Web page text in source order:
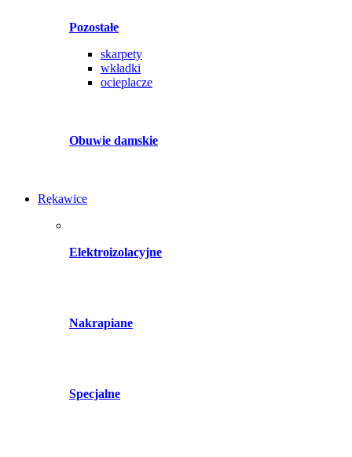
Pozostałe
skarpety
wkładki
ocieplacze
Obuwie damskie
Rękawice
Elektroizolacyjne
Nakrapiane
Specjalne